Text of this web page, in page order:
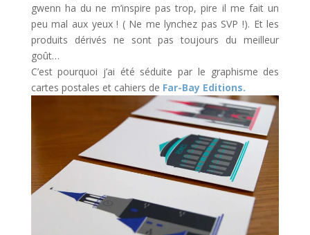
gwenn ha du ne m’inspire pas trop, pire il me fait un
peu mal aux yeux ! ( Ne me lynchez pas SVP !). Et les
produits dérivés ne sont pas toujours du meilleur
goût…
C’est pourquoi j’ai été séduite par le graphisme des
cartes postales et cahiers de Far-Bay Editions.